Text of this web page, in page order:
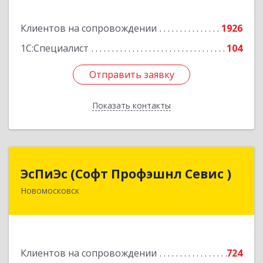
Клиентов на сопровождении
1926
1С:Специалист
104
Отправить заявку
Показать контакты
Отправить заявку
Назад
ЭсПиЭс (Софт Профэшнл Севис )
Новомосковск
Клиентов на сопровождении
724
ЭсПиЭс (Софт Профэшнл Севис )
301659, Тульская обл, Новомосковский р-н,